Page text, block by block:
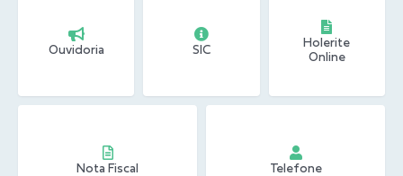
Ouvidoria SIC
Holerite
Online
Nota Fiscal Telefone